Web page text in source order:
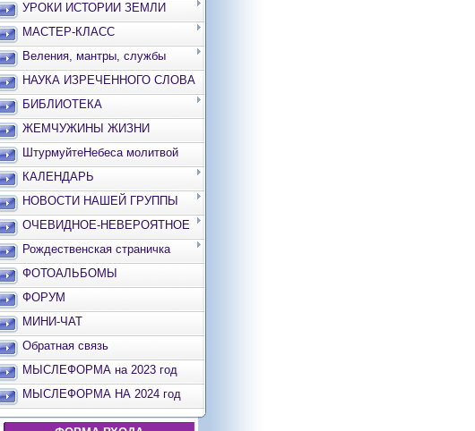
УРОКИ ИСТОРИИ ЗЕМЛИ
МАСТЕР-КЛАСС
Веления, мантры, службы
НАУКА ИЗРЕЧЕННОГО СЛОВА
БИБЛИОТЕКА
ЖЕМЧУЖИНЫ ЖИЗНИ
ШтурмуйтеНебеса молитвой
КАЛЕНДАРЬ
НОВОСТИ НАШЕЙ ГРУППЫ
ОЧЕВИДНОЕ-НЕВЕРОЯТНОЕ
Рождественская страничка
ФОТОАЛЬБОМЫ
ФОРУМ
МИНИ-ЧАТ
Обратная связь
МЫСЛЕФОРМА на 2023 год
МЫСЛЕФОРМА НА 2024 год